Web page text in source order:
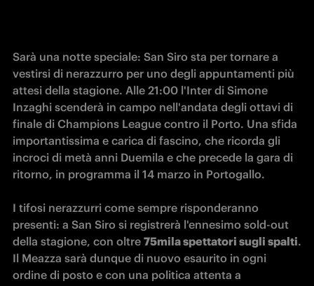
Sarà una notte speciale: San Siro sta per tornare a
vestirsi di nerazzurro per uno degli appuntamenti più
attesi della stagione. Alle 21:00 l'Inter di Simone
Inzaghi scenderà in campo nell'andata degli ottavi di
finale di Champions League contro il Porto. Una sfida
importantissima e carica di fascino, che ricorda gli
incroci di metà anni Duemila e che precede la gara di
ritorno, in programma il 14 marzo in Portogallo.
I tifosi nerazzurri come sempre risponderanno
presenti: a San Siro si registrerà l'ennesimo sold-out
della stagione, con oltre 75mila spettatori sugli spalti.
Il Meazza sarà dunque di nuovo esaurito in ogni
ordine di posto e con una politica attenta a